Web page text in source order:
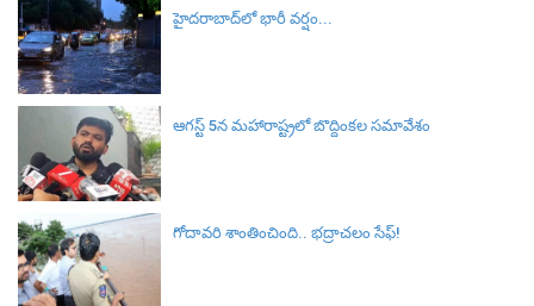
హైదరాబాద్‌లో భారీ వర్షం...
ఆగస్ట్ 5న మహారాష్ట్రలో బొద్దింకల సమావేశం
గోదావరి శాంతించింది.. భద్రాచలం సేఫ్!